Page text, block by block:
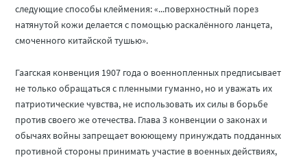
следующие способы клеймения: «...поверхностный порез
натянутой кожи делается с помощью раскалённого ланцета,
смоченного китайской тушью».
Гаагская конвенция 1907 года о военнопленных предписывает
не только обращаться с пленными гуманно, но и уважать их
патриотические чувства, не использовать их силы в борьбе
против своего же отечества. Глава 3 конвенции о законах и
обычаях войны запрещает воюющему принуждать подданных
противной стороны принимать участие в военных действиях,